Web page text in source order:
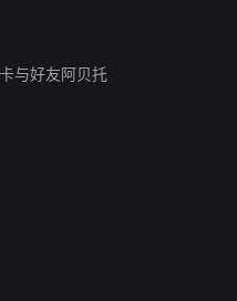
与好友阿贝托